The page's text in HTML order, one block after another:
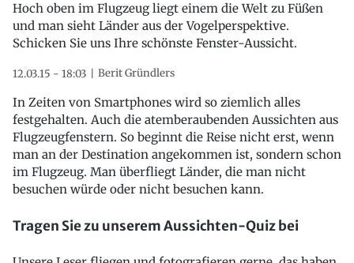
Hoch oben im Flugzeug liegt einem die Welt zu Füßen
und man sieht Länder aus der Vogelperspektive.
Schicken Sie uns Ihre schönste Fenster-Aussicht.
12.03.15 - 18:03 Berit Gründlers
In Zeiten von Smartphones wird so ziemlich alles
festgehalten. Auch die atemberaubenden Aussichten aus
Flugzeugfenstern. So beginnt die Reise nicht erst, wenn
man an der Destination angekommen ist, sondern schon
im Flugzeug. Man überfliegt Länder, die man nicht
besuchen würde oder nicht besuchen kann.
Tragen Sie zu unserem Aussichten-Quiz bei